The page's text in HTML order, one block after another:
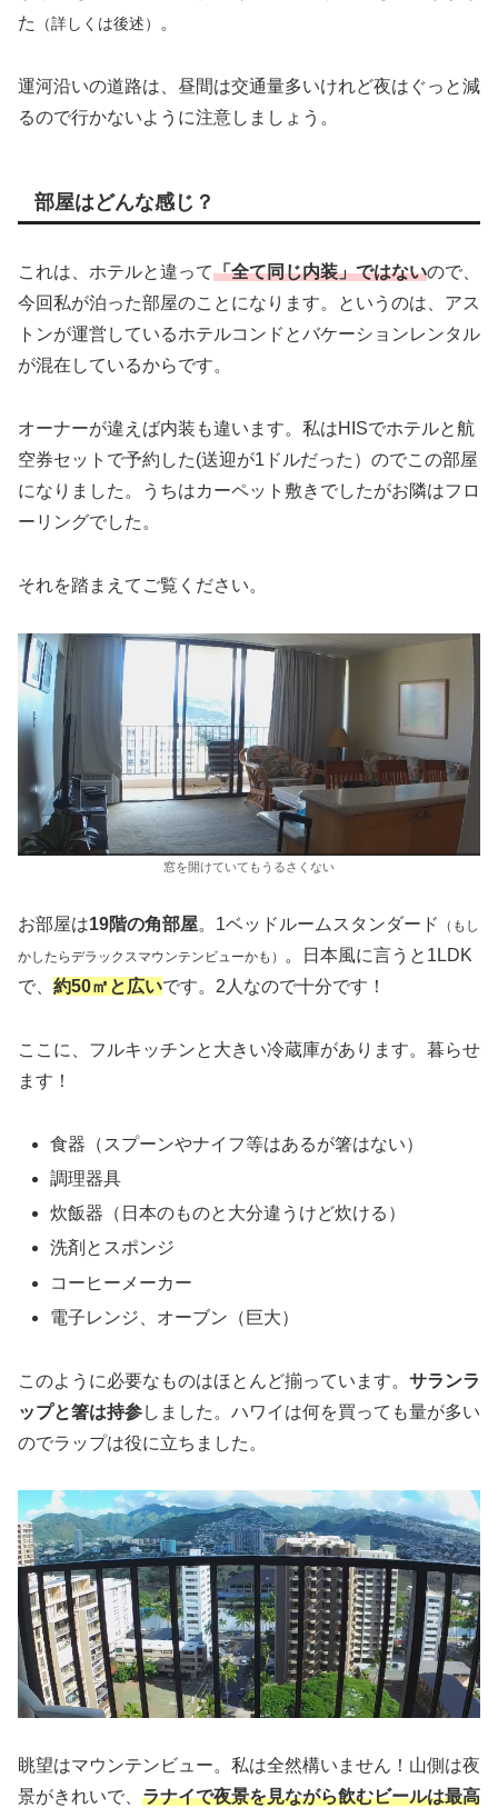
た
（詳しくは後述） 。
運河沿いの道路は、昼間は交通量多いけれど夜はぐっと減
るので行かないように注意しましょう。
部屋はどんな感じ？
これは、ホテルと違って「全て同じ内装」ではないので、
今回私が泊った部屋のことになります。というのは、アス
トンが運営しているホテルコンドとバケーションレンタル
が混在しているからです。
オーナーが違えば内装も違います。私はHISでホテルと航
空券セットで予約した(送迎が1ドルだった）のでこの部屋
になりました。うちはカーペット敷きでしたがお隣はフロ
ーリングでした。
それを踏まえてご覧ください。
窓を開けていてもうるさくない
お部屋は19階の角部屋。1ベッドルームスタンダード
（もし
かしたらデラックスマウンテンビューかも）
。日本風に言うと1LDK
で、 約50㎡と広いです。2人なので十分です！
ここに、フルキッチンと大きい冷蔵庫があります。暮らせ
ます！
食器（スプーンやナイフ等はあるが箸はない）
調理器具
炊飯器（日本のものと大分違うけど炊ける）
洗剤とスポンジ
コーヒーメーカー
電子レンジ、オーブン（巨大）
このように必要なものはほとんど揃っています。 サランラ
ップと箸は持参しました。ハワイは何を買っても量が多い
のでラップは役に立ちました。
眺望はマウンテンビュー。私は全然構いません！山側は夜
景がきれいで、 ラナイで夜景を見ながら飲むビールは最高